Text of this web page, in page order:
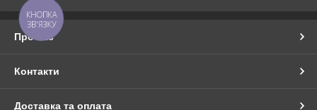
Про нас
Контакти
Доставка та оплата
КНОПКА
ЗВ'ЯЗКУ